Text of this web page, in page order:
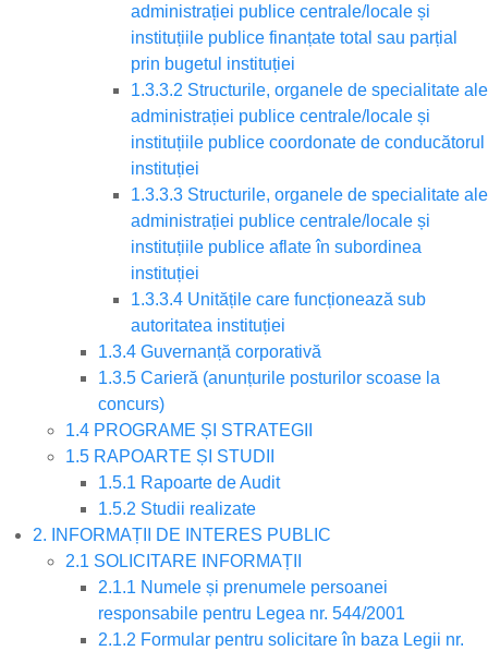
administrației publice centrale/locale și
instituțiile publice finanțate total sau parțial
prin bugetul instituției
1.3.3.2 Structurile, organele de specialitate ale
administrației publice centrale/locale și
instituțiile publice coordonate de conducătorul
instituției
1.3.3.3 Structurile, organele de specialitate ale
administrației publice centrale/locale și
instituțiile publice aflate în subordinea
instituției
1.3.3.4 Unitățile care funcționează sub
autoritatea instituției
1.3.4 Guvernanță corporativă
1.3.5 Carieră (anunțurile posturilor scoase la
concurs)
1.4 PROGRAME ȘI STRATEGII
1.5 RAPOARTE ȘI STUDII
1.5.1 Rapoarte de Audit
1.5.2 Studii realizate
2. INFORMAȚII DE INTERES PUBLIC
2.1 SOLICITARE INFORMAȚII
2.1.1 Numele și prenumele persoanei
responsabile pentru Legea nr. 544/2001
2.1.2 Formular pentru solicitare în baza Legii nr.